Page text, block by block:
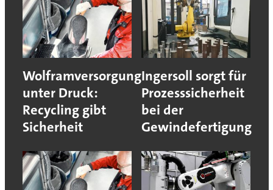
Wolframversorgung
unter Druck:
Recycling gibt
Sicherheit
Ingersoll sorgt für
Prozesssicherheit
bei der
Gewindefertigung